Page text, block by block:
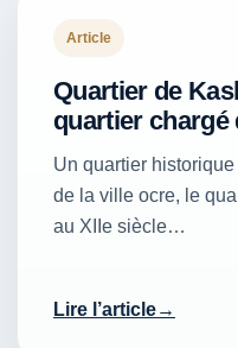
Article
Quartier de
quartier chargé
Un quartier
de la ville ocre, le
au XIIe siècle…
Lire l’article